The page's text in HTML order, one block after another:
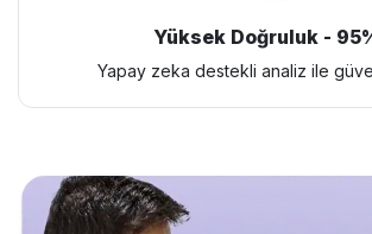
Yüksek Doğruluk -
Yapay zeka destekli analiz ile